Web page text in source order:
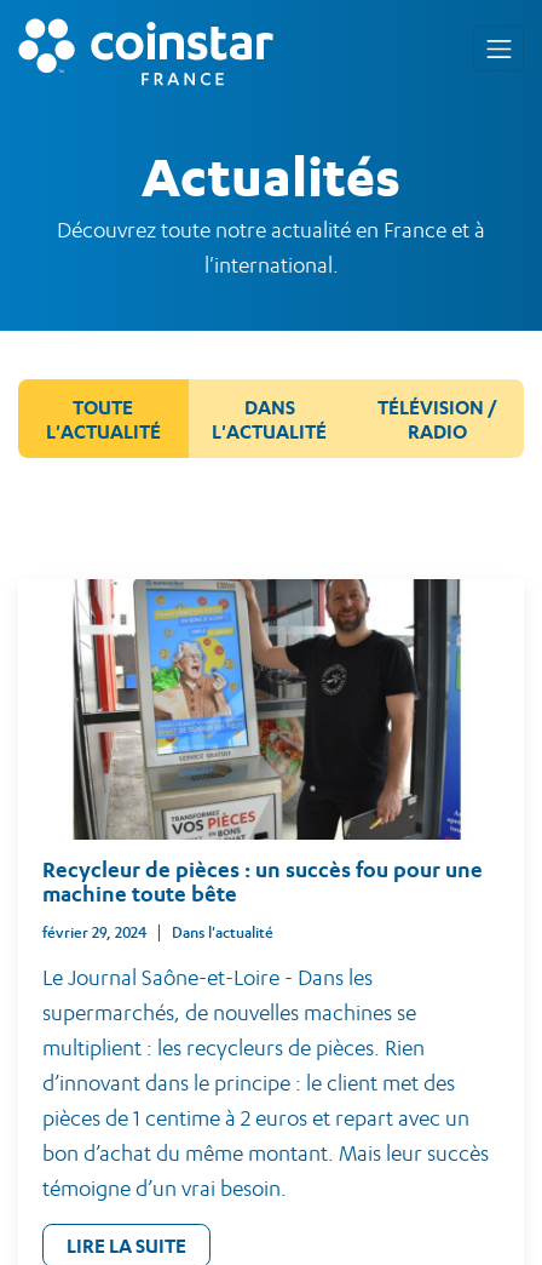
Actualités
Découvrez toute notre actualité en France et à
l'international.
TOUTE
L'ACTUALITÉ
DANS
L'ACTUALITÉ
TÉLÉVISION /
RADIO
Recycleur de pièces : un succès fou pour une
machine toute bête
février 29, 2024 Dans l'actualité
Le Journal Saône-et-Loire - Dans les
supermarchés, de nouvelles machines se
multiplient : les recycleurs de pièces. Rien
d’innovant dans le principe : le client met des
pièces de 1 centime à 2 euros et repart avec un
bon d’achat du même montant. Mais leur succès
témoigne d’un vrai besoin.
LIRE LA SUITE